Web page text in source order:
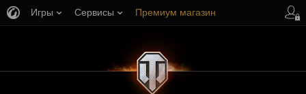
Игры Сервисы Премиум магазин